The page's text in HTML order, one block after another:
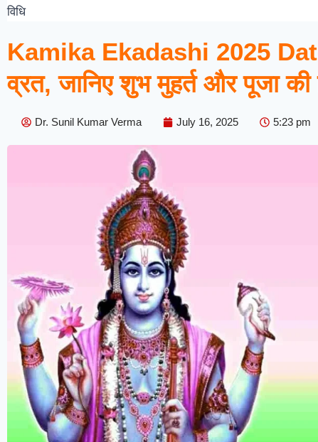
विधि
Kamika Ekadashi 2025
व्रत, जानिए शुभ मुहर्त और पूजा की
Dr. Sunil Kumar Verma July 16, 2025 5:23 pm